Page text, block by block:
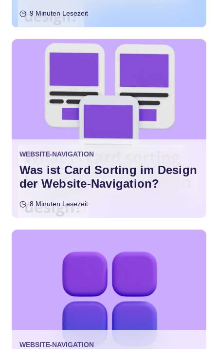
9 Minuten Lesezeit
WEBSITE-NAVIGATION
Was ist Card Sorting im Design
der Website-Navigation?
8 Minuten Lesezeit
WEBSITE-NAVIGATION